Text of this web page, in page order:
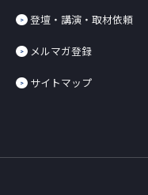
登壇・講演・取材依頼
メルマガ登録
サイトマップ